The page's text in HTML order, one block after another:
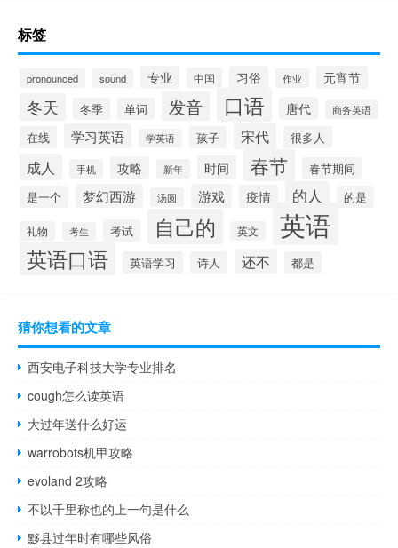
标签
pronounced sound 专业 中国 习俗 作业 元宵节
冬天 冬季 单词 发音 口语 唐代 商务英语
在线 学习英语 学英语 孩子 宋代 很多人
成人 手机 攻略 新年 时间 春节
春节期间
是一个
梦幻西游 汤圆 游戏 疫情 的人 的是
礼物 考生 考试 自己的 英文 英语
英语口语 英语学习 诗人 还不 都是
猜你想看的文章
西安电子科技大学专业排名
cough怎么读英语
大过年送什么好运
warrobots机甲攻略
evoland 2攻略
不以千里称也的上一句是什么
黟县过年时有哪些风俗